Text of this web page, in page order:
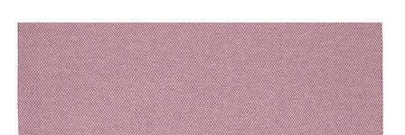
desde
141,00€
hasta
874,00€